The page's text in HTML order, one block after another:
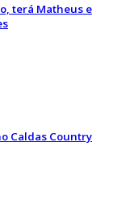
terá Matheus e
Caldas Country